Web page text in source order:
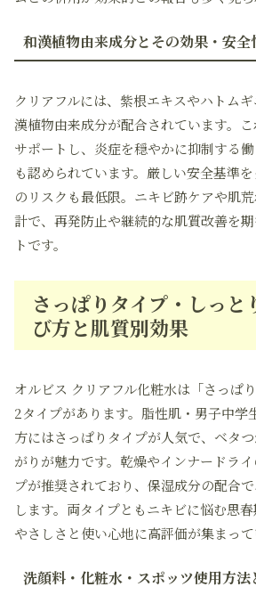
和漢植物由来成分とその効果・安
クリアフルには、紫根エキスやハトム
漢植物由来成分が配合されています。
サポートし、炎症を穏やかに抑制する
も認められています。厳しい安全基準
のリスクも最低限。ニキビ跡ケアや肌
計で、再発防止や継続的な肌質改善を
トです。
さっぱりタイプ・しっと
び方と肌質別効果
オルビス クリアフル化粧水は「さっぱ
2タイプがあります。脂性肌・男子中学
方にはさっぱりタイプが人気で、ベタ
がりが魅力です。乾燥やインナードラ
プが推奨されており、保湿成分の配合
します。両タイプともニキビに悩む思
やさしさと使い心地に高評価が集まって
洗顔料・化粧水・スポッツ使用方法